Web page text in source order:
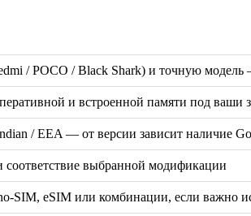
/ POCO / Black Shark) и точную
и встроенной памяти под ваши
/ EEA — от версии зависит наличие
соответствие выбранной модификации
SIM, eSIM или комбинации, если важно